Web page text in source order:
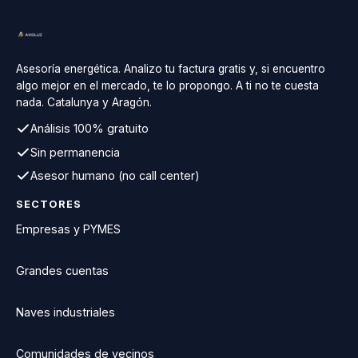
Asesoría energética. Analizo tu factura gratis y, si encuentro
algo mejor en el mercado, te lo propongo. A ti no te cuesta
nada. Catalunya y Aragón.
Análisis 100% gratuito
Sin permanencia
Asesor humano (no call center)
SECTORES
Empresas y PYMES
Grandes cuentas
Naves industriales
Comunidades de vecinos